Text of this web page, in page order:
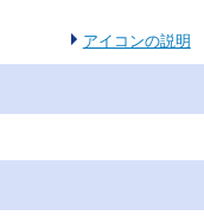
アイコンの説明